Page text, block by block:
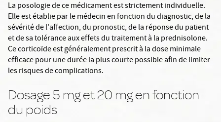
La posologie de ce médicament est strictement individuelle.
Elle est établie par le médecin en fonction du diagnostic, de la
sévérité de l'affection, du pronostic, de la réponse du patient
et de sa tolérance aux effets du traitement à la prednisolone.
Ce corticoïde est généralement prescrit à la dose minimale
efficace pour une durée la plus courte possible afin de limiter
les risques de complications.
Dosage 5 mg et 20 mg en fonction
du poids